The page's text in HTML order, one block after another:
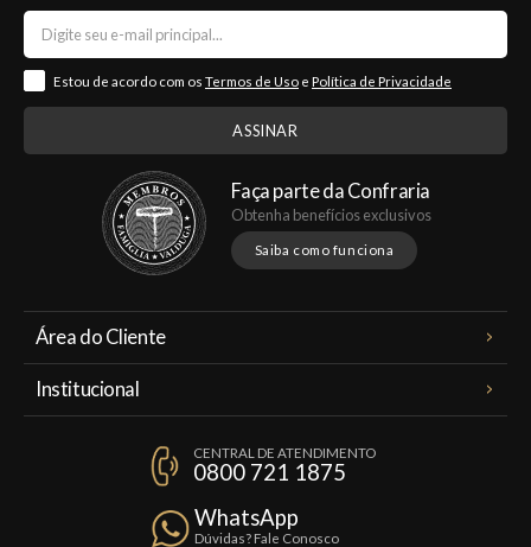
Estou de acordo com os Termos de Uso e Política de Privacidade
Faça parte da Confraria
Obtenha benefícios exclusivos
Saiba como funciona
Área do Cliente
Institucional
Política de Privacidade
Trocas e Devoluções
CENTRAL DE ATENDIMENTO
0800 721 1875
WhatsApp
Dúvidas? Fale Conosco